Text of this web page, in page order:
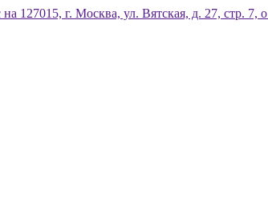
127015, г. Москва, ул. Вятская, д. 27, стр.